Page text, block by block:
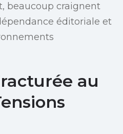
beaucoup craignent
éditoriale et
au